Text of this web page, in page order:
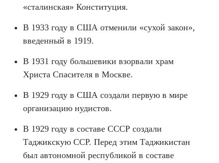
«сталинская» Конституция.
В 1933 году в США отменили «сухой закон»,
введенный в 1919.
В 1931 году большевики взорвали храм
Христа Спасителя в Москве.
В 1929 году в США создали первую в мире
организацию нудистов.
В 1929 году в составе СССР создали
Таджикскую ССР. Перед этим Таджикистан
был автономной республикой в ​​составе